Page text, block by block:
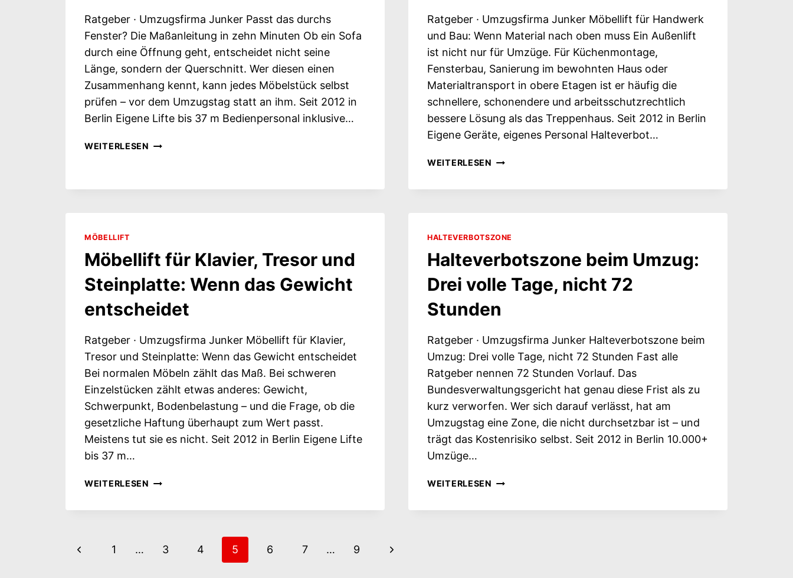
Ratgeber · Umzugsfirma Junker Passt das durchs
Fenster? Die Maßanleitung in zehn Minuten Ob ein Sofa
durch eine Öffnung geht, entscheidet nicht seine
Länge, sondern der Querschnitt. Wer diesen einen
Zusammenhang kennt, kann jedes Möbelstück selbst
prüfen – vor dem Umzugstag statt an ihm. Seit 2012 in
Berlin Eigene Lifte bis 37 m Bedienpersonal inklusive…
WEITERLESEN PASST
INUTEN
Ratgeber · Umzugsfirma Junker Möbellift für Handwerk
und Bau: Wenn Material nach oben muss Ein Außenlift
ist nicht nur für Umzüge. Für Küchenmontage,
Fensterbau, Sanierung im bewohnten Haus oder
Materialtransport in obere Etagen ist er häufig die
schnellere, schonendere und arbeitsschutzrechtlich
bessere Lösung als das Treppenhaus. Seit 2012 in Berlin
Eigene Geräte, eigenes Personal Halteverbot…
WEITERLESEN MÖBELLIFT
HANDWERK
MATERIAL
NACH
OBEN
MUSS
MÖBELLIFT
Möbellift für Klavier, Tresor und
Steinplatte: Wenn das Gewicht
entscheidet
Ratgeber · Umzugsfirma Junker Möbellift für Klavier,
Tresor und Steinplatte: Wenn das Gewicht entscheidet
Bei normalen Möbeln zählt das Maß. Bei schweren
Einzelstücken zählt etwas anderes: Gewicht,
Schwerpunkt, Bodenbelastung – und die Frage, ob die
gesetzliche Haftung überhaupt zum Wert passt.
Meistens tut sie es nicht. Seit 2012 in Berlin Eigene Lifte
bis 37 m…
WEITERLESEN MÖBELLIFT
KLAVIER,
STEINPLATTE:
HALTEVERBOTSZONE
Halteverbotszone beim Umzug:
Drei volle Tage, nicht 72
Stunden
Ratgeber · Umzugsfirma Junker Halteverbotszone beim
Umzug: Drei volle Tage, nicht 72 Stunden Fast alle
Ratgeber nennen 72 Stunden Vorlauf. Das
Bundesverwaltungsgericht hat genau diese Frist als zu
kurz verworfen. Wer sich darauf verlässt, hat am
Umzugstag eine Zone, die nicht durchsetzbar ist – und
trägt das Kostenrisiko selbst. Seit 2012 in Berlin 10.000+
Umzüge…
WEITERLESEN HALTEVERBOTSZONE
UMZUG:
Seitennavigation
Vorherige
1 … 3 4 5 6 7 … 9
Nächste